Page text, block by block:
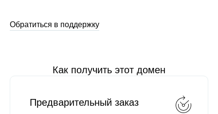
Обратиться в поддержку
Как получить этот домен
Предварительный заказ